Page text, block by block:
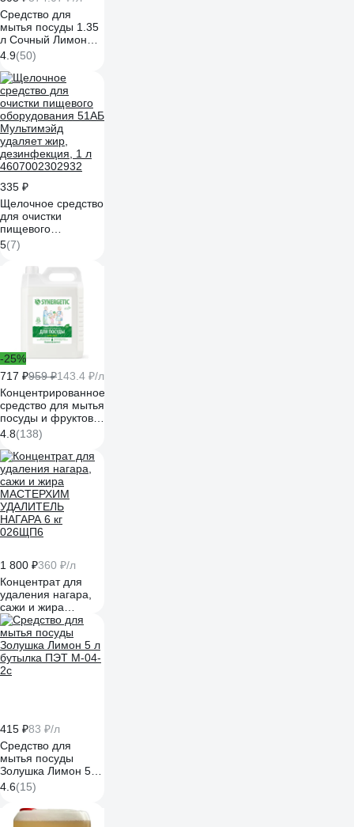
Средство для
мытья посуды 1.35
л Сочный Лимон
FAIRY 0001009734
606526
4.9(50)
335 ₽
Щелочное средство
для очистки
пищевого
оборудования 51АБ
Мультимэйд
удаляет жир,
5(7)
-25%
717 ₽959 ₽143.4 ₽/л
Концентрированное
средство для мытья
посуды и фруктов
Synergetic Алоэ
флакон, 5 л
4623722258380
103503
4.8(138)
1 800 ₽360 ₽/л
Концентрат для
удаления нагара,
сажи и жира
МАСТЕРХИМ
УДАЛИТЕЛЬ
НАГАРА 6 кг
026ЩП6
415 ₽83 ₽/л
Средство для
мытья посуды
Золушка Лимон 5 л
бутылка ПЭТ М-04-
4.6(15)